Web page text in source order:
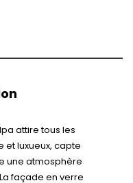
attire tous les
et luxueux, capte
une atmosphère
façade en verre